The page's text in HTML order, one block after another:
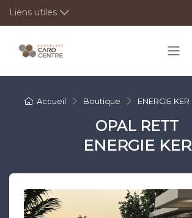
Liens utiles
Accueil Boutique ENERGIE KER
OPAL RETT
ENERGIE KER